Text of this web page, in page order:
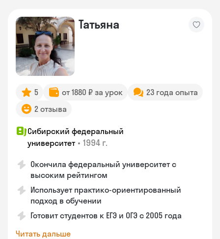
Татьяна
5 от 1880 ₽ за урок
23 года опыта
2 отзыва
Сибирский федеральный
университет • 1994 г.
Окончила федеральный университет с
высоким рейтингом
Использует практико-ориентированный
подход в обучении
Готовит студентов к ЕГЭ и ОГЭ с 2005 года
Читать дальше